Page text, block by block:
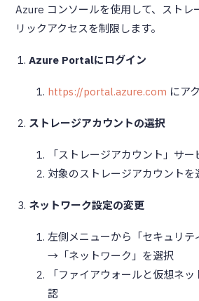
Azure コンソールを使用して、ストレ
リックアクセスを制限します。
Azure Portalにログイン
https://portal.azure.com にア
ストレージアカウントの選択
「ストレージアカウント」サ
対象のストレージアカウントを
ネットワーク設定の変更
左側メニューから「セキュリテ
→「ネットワーク」を選択
「ファイアウォールと仮想ネ
認